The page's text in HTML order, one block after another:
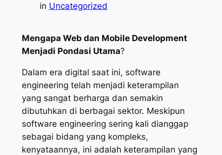
in Uncategorized
Mengapa Web dan Mobile Development
Menjadi Pondasi Utama?
Dalam era digital saat ini, software
engineering telah menjadi keterampilan
yang sangat berharga dan semakin
dibutuhkan di berbagai sektor. Meskipun
software engineering sering kali dianggap
sebagai bidang yang kompleks,
kenyataannya, ini adalah keterampilan yang